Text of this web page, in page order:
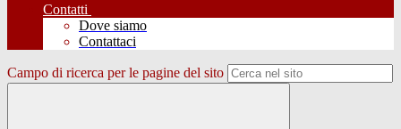
Contatti
Dove siamo
Contattaci
Campo di ricerca per le pagine del sito